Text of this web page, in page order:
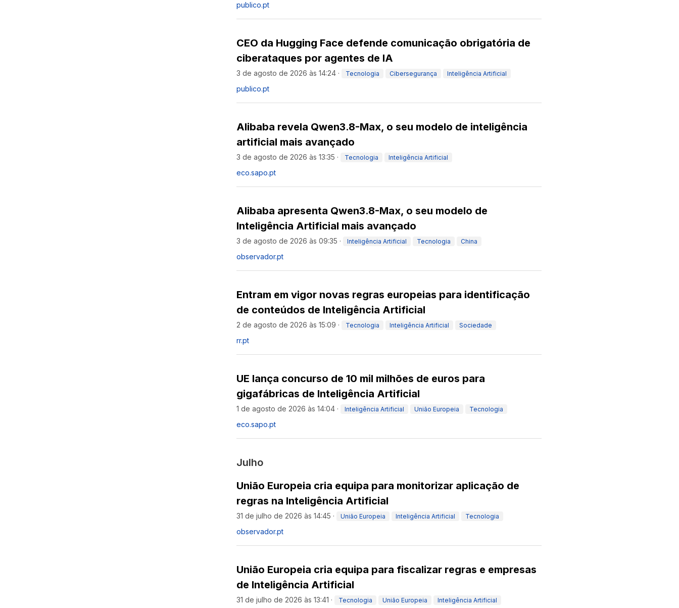
publico.pt
CEO da Hugging Face defende comunicação obrigatória de
ciberataques por agentes de IA
3 de agosto de 2026 às 14:24 · Tecnologia Cibersegurança Inteligência Artificial
publico.pt
Alibaba revela Qwen3.8-Max, o seu modelo de inteligência
artificial mais avançado
3 de agosto de 2026 às 13:35 · Tecnologia Inteligência Artificial
eco.sapo.pt
Alibaba apresenta Qwen3.8-Max, o seu modelo de
Inteligência Artificial mais avançado
3 de agosto de 2026 às 09:35 · Inteligência Artificial Tecnologia China
observador.pt
Entram em vigor novas regras europeias para identificação
de conteúdos de Inteligência Artificial
2 de agosto de 2026 às 15:09 · Tecnologia Inteligência Artificial Sociedade
rr.pt
UE lança concurso de 10 mil milhões de euros para
gigafábricas de Inteligência Artificial
1 de agosto de 2026 às 14:04 · Inteligência Artificial União Europeia Tecnologia
eco.sapo.pt
Julho
União Europeia cria equipa para monitorizar aplicação de
regras na Inteligência Artificial
31 de julho de 2026 às 14:45 · União Europeia Inteligência Artificial Tecnologia
observador.pt
União Europeia cria equipa para fiscalizar regras e empresas
de Inteligência Artificial
31 de julho de 2026 às 13:41 · Tecnologia União Europeia Inteligência Artificial